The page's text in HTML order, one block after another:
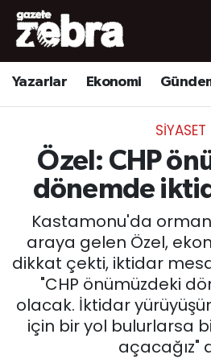
Yazarlar Ekonomi
SIYASET
Özel: CHP
dönemde
Kastamonu'da
araya gelen Özel,
dikkat çekti, iktidar
"CHP önümüzdeki
olacak. İktidar
için bir yol bulurlarsa
açacağız"
Yazarlar
Ekonomi
Kültür-Sanat
Yerel
Spor
Nöbetçi Eczaneler
Hava Durumu
Trafik Durumu
Süper Lig Puan
Tüm Manşetler
Son Dakika Haberleri
Haber Arşivi